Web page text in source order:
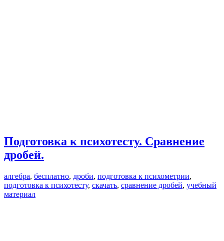
Подготовка к психотесту. Сравнение
дробей.
алгебра, бесплатно, дроби, подготовка к психометрии,
подготовка к психотесту, скачать, сравнение дробей, учебный
материал